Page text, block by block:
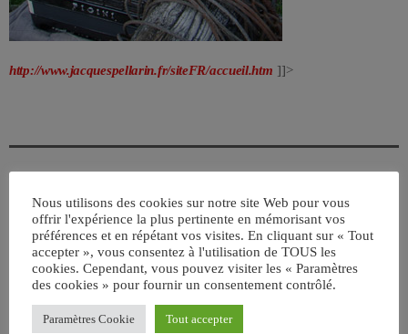
http://www.jacquespellarin.fr/siteFR/accueil.htm ]]>
ÉCRIT PAR:JEAN-CLAUDE
FRANCE
email
Nous utilisons des cookies sur notre site Web pour vous
offrir l'expérience la plus pertinente en mémorisant vos
préférences et en répétant vos visites. En cliquant sur « Tout
accepter », vous consentez à l'utilisation de TOUS les
cookies. Cependant, vous pouvez visiter les « Paramètres
des cookies » pour fournir un consentement contrôlé.
Paramètres Cookie Tout accepter